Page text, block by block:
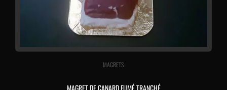
MAGRETS
MAGRET DE CANARD FUMÉ TRANCHÉ